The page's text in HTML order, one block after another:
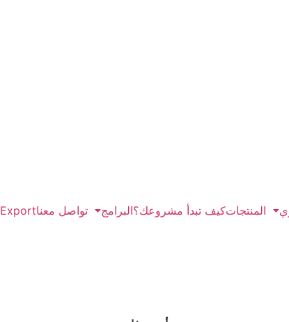
Exportتواصل معنا البرامجكيف تبدأ مشروعك؟المنتجات